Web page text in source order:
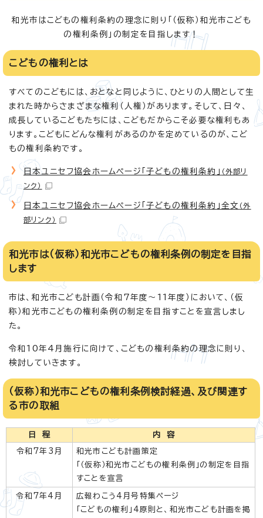
和光市はこどもの権利条約の理念に則り「（仮称）和光市こども
の権利条例」の制定を目指します！
こどもの権利とは
すべてのこどもには、おとなと同じように、ひとりの人間として生
まれた時からさまざまな権利（人権）があります。そして、日々、
成長しているこどもたちには、こどもだからこそ必要な権利もあ
ります。こどもにどんな権利があるのかを定めているのが、こど
もの権利条約です。
日本ユニセフ協会ホームページ「子どもの権利条約」 （外部リ
ンク）
日本ユニセフ協会ホームページ「子どもの権利条約」全文 （外
部リンク）
和光市は（仮称）和光市こどもの権利条例の制定を目指
します
市は、和光市こども計画（令和7年度～11年度）において、（仮
称）和光市こどもの権利条例の制定を目指すことを宣言しまし
た。
令和10年4月施行に向けて、こどもの権利条約の理念に則り、
検討していきます。
（仮称）和光市こどもの権利条例検討経過、及び関連す
る市の取組
日 程 内 容
令和7年3月
和光市こども計画策定
「（仮称）和光市こどもの権利条例」の制定を目指
すことを宣言
令和7年4月
広報わこう4月号特集ページ
「こどもの権利」4原則と、和光市こども計画を掲